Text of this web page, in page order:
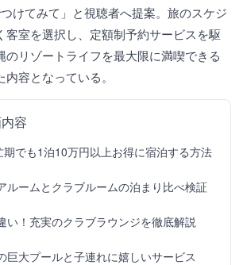
けてみて」と視聴者へ提案。旅のスケジ
客室を選択し、定額制予約サービスを駆
のリゾートライフを最大限に満喫できる
容となっている。
容
期でも1泊10万円以上お得に宿泊する方法
ルームとクラブルームの泊まり比べ検証
い！充実のクラブラウンジを徹底解説
巨大プールと子連れに嬉しいサービス